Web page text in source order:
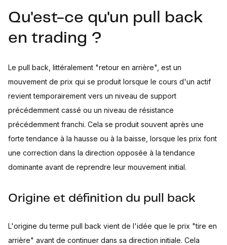
Les erreurs courantes à éviter
Conseils pour une utilisation efficace du pull back
Qu'est-ce qu'un pull back
en trading ?
Le pull back, littéralement "retour en arrière", est un
mouvement de prix qui se produit lorsque le cours d'un actif
revient temporairement vers un niveau de support
précédemment cassé ou un niveau de résistance
précédemment franchi. Cela se produit souvent après une
forte tendance à la hausse ou à la baisse, lorsque les prix font
une correction dans la direction opposée à la tendance
dominante avant de reprendre leur mouvement initial.
Origine et définition du pull back
L'origine du terme pull back vient de l'idée que le prix "tire en
arrière" avant de continuer dans sa direction initiale. Cela